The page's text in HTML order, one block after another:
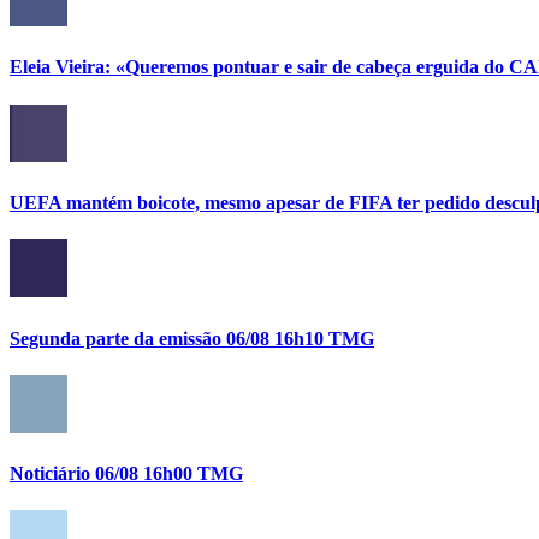
Eleia Vieira: «Queremos pontuar e sair de cabeça erguida do
UEFA mantém boicote, mesmo apesar de FIFA ter pedido
Segunda parte da emissão 06/08 16h10 TMG
Noticiário 06/08 16h00 TMG